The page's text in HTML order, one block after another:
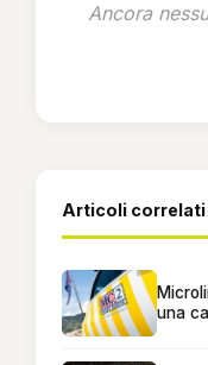
Ancora
Articoli correlati
una